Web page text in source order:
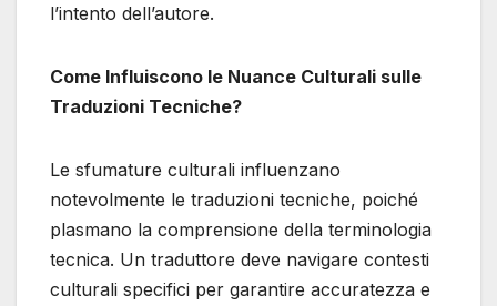
l’intento dell’autore.
Come Influiscono le Nuance Culturali sulle
Traduzioni Tecniche?
Le sfumature culturali influenzano
notevolmente le traduzioni tecniche, poiché
plasmano la comprensione della terminologia
tecnica. Un traduttore deve navigare contesti
culturali specifici per garantire accuratezza e